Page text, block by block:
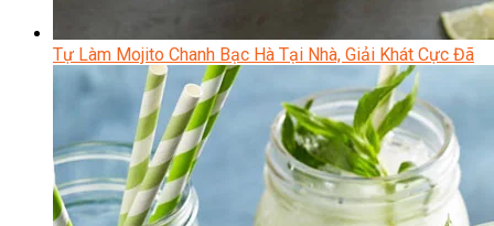
Tự Làm Mojito Chanh Bạc Hà Tại Nhà, Giải Khát Cực Đã